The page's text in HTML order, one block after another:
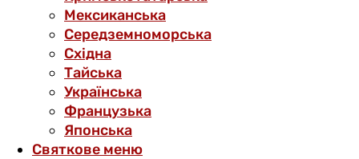
Мексиканська
Середземноморська
Східна
Тайська
Українська
Французька
Японська
Святкове меню